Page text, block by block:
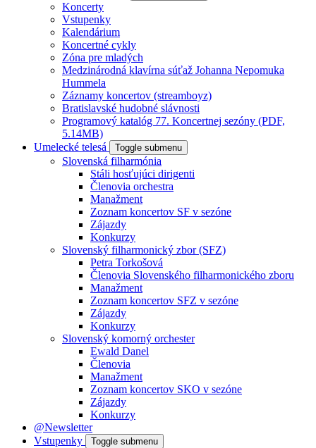
Koncerty
Vstupenky
Kalendárium
Koncertné cykly
Zóna pre mladých
Medzinárodná klavírna súťaž Johanna Nepomuka
Hummela
Záznamy koncertov (streamboyz)
Bratislavské hudobné slávnosti
Programový katalóg 77. Koncertnej sezóny (PDF,
5.14MB)
Umelecké telesá
Toggle submenu
Slovenská filharmónia
Stáli hosťujúci dirigenti
Členovia orchestra
Manažment
Zoznam koncertov SF v sezóne
Zájazdy
Konkurzy
Slovenský filharmonický zbor (SFZ)
Petra Torkošová
Členovia Slovenského filharmonického zboru
Manažment
Zoznam koncertov SFZ v sezóne
Zájazdy
Konkurzy
Slovenský komorný orchester
Ewald Danel
Členovia
Manažment
Zoznam koncertov SKO v sezóne
Zájazdy
Konkurzy
@Newsletter
Vstupenky
Toggle submenu